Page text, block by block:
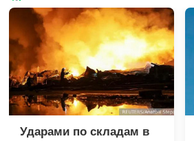
Ударами по складам в